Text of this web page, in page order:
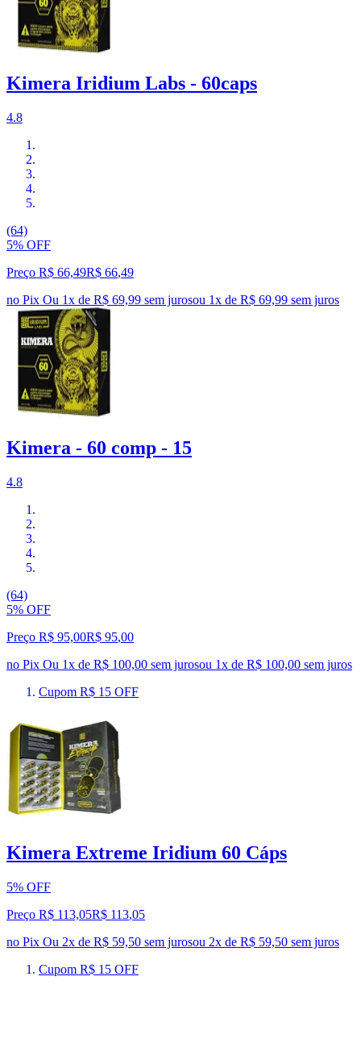
Kimera Iridium Labs - 60caps
4.8
(64)
5% OFF
Preço R$ 66,49R$ 66,49
no Pix Ou 1x de R$ 69,99 sem jurosou 1x de R$ 69,99 sem juros
Kimera - 60 comp - 15
4.8
(64)
5% OFF
Preço R$ 95,00R$ 95,00
no Pix Ou 1x de R$ 100,00 sem jurosou 1x de R$ 100,00 sem juros
Cupom R$ 15 OFF
Kimera Extreme Iridium 60 Cáps
5% OFF
Preço R$ 113,05R$ 113,05
no Pix Ou 2x de R$ 59,50 sem jurosou 2x de R$ 59,50 sem juros
Cupom R$ 15 OFF